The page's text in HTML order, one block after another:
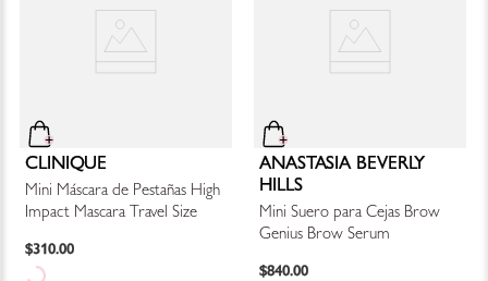
CLINIQUE
Mini Máscara de Pestañas High
Impact Mascara Travel Size
$310.00
ANASTASIA BEVERLY
HILLS
Mini Suero para Cejas Brow
Genius Brow Serum
$840.00